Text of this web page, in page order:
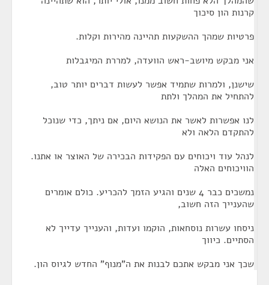
קרנות הון סיכוך
פרטיות שמהך ההשקעות תהיינה מהירות וקלות.
אני מבקש מיושב-ראש הוועדה, למררת המיגבלות
שישנן, ולמרות שתמיד אפשר לעשות דברים יותר טוב,
להתחיל את המהלך ולתת
לנו אפשרות לאשר את הנושא היום, אם ניתך, כדי שנוכל
להתקדם הלאה ולא
לנהל עוד ויכוחים עם הפקידות הבכירה של האוצר או אתנו.
הוויכוחים האלה
נמשכים כבר 4 שנים והגיע הזמך להכריע. כולם אומרים
שהענייך הזה חשוב,
ניסחו עשרות נוסחאות, הוקמו ועדות, והענייך עדייך לא
הסתיים. כיווך
שכך אני מבקש אתכם לבנות את ה"מנוף" החדש לגיוס הון.